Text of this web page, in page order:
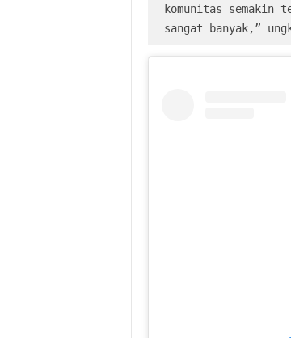
komunitas semakin
sangat banyak,”